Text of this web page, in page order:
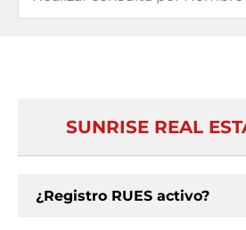
SUNRISE REAL
¿Registro RUES activo?